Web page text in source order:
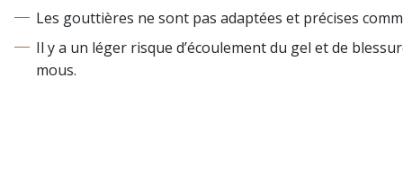
Les gouttières ne sont pas adaptées et précises
Il y a un léger risque d’écoulement du gel et de
mous.